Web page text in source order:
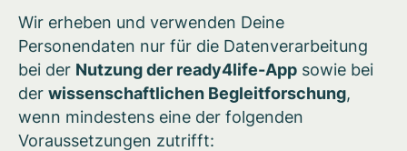
Wir erheben und verwenden Deine
Personendaten nur für die Datenverarbeitung
bei der Nutzung der ready4life-App sowie bei
der wissenschaftlichen Begleitforschung,
wenn mindestens eine der folgenden
Voraussetzungen zutrifft: